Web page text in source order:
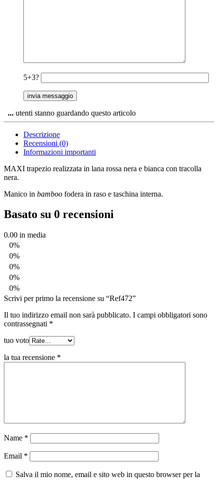
5+3?
... utenti stanno guardando questo articolo
Descrizione
Recensioni (0)
Informazioni importanti
MAXI trapezio realizzata in lana rossa nera e bianca con tracolla
nera.
Manico in bamboo fodera in raso e taschina interna.
Basato su 0 recensioni
0.00 in media
0%
0%
0%
0%
0%
Scrivi per primo la recensione su “Ref472”
Il tuo indirizzo email non sarà pubblicato. I campi obbligatori sono
contrassegnati *
tuo voto
la tua recensione *
Name *
Email *
Salva il mio nome, email e sito web in questo browser per la